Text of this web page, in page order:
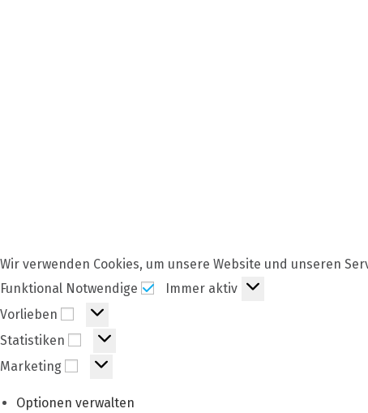
Wir verwenden Cookies, um unsere Website und unseren
Funktional Notwendige
Funktional
Immer aktiv
Vorlieben
Vorlieben
Statistiken Statistiken
Marketing Marketing
Optionen verwalten